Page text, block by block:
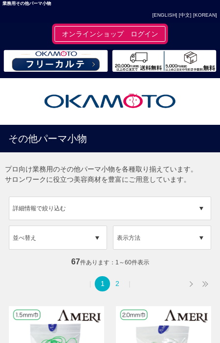
業務用その他パーマ小物
[ENGLISH] [中文] [KOREAN]
オンラインショップ ログイン
その他パーマ小物
プロ向け業務用のその他パーマ小物を各種取り揃えています。
サロンワークに役立つ美容商材を豊富にご用意しています。
詳細情報で絞り込む
表示方法
並べ替え
67件あります 1～60件表示
1 2